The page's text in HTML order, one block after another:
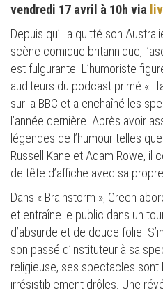
vendredi 17 avril à 10h via
Depuis qu’il a quitté son
scène comique britannique,
est fulgurante. L’humoriste
auditeurs du podcast primé «
sur la BBC et a enchaîné les
l’année dernière. Après avoir
légendes de l’humour telles
Russell Kane et Adam Rowe, il
de tête d’affiche avec sa
Dans « Brainstorm », Green
et entraîne le public dans un
d’absurde et de douce folie.
son passé d’instituteur à sa
religieuse, ses spectacles sont
irrésistiblement drôles. Une